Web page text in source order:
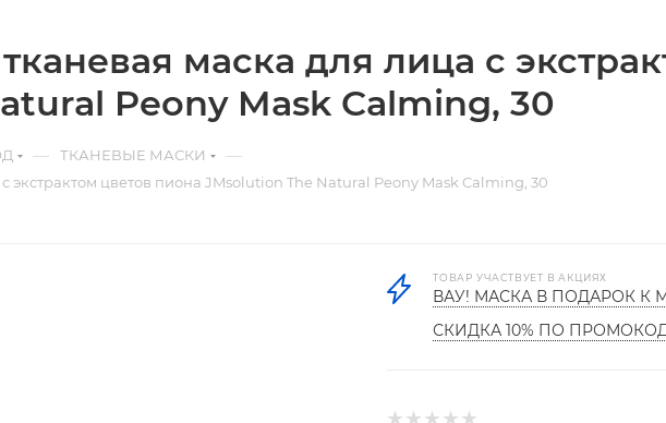
маска для лица с
Peony Mask Calming, 30
— ТКАНЕВЫЕ МАСКИ —
цветов пиона JMsolution The Natural Peony Mask Calming, 30
ТОВАР УЧАСТВУЕТ В АКЦИЯХ
ВАУ! МАСКА В ПОДАРОК К
СКИДКА 10% ПО